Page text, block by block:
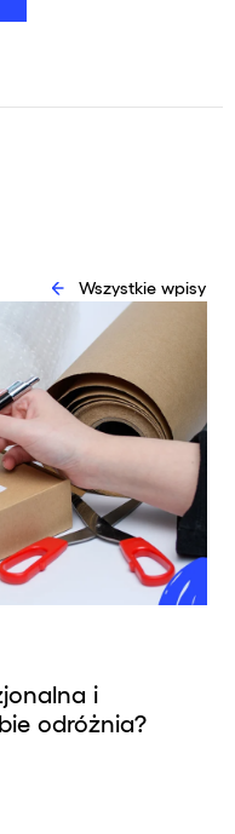
Wszystkie wpisy
i
odróżnia?